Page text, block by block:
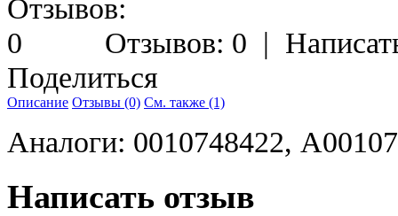
Отзывов: 0 |
Поделиться
Описание Отзывы (0) См. также (1)
Аналоги: 0010748422,
Написать отзыв